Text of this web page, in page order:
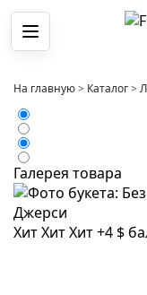
Меню
На главную> Каталог>
Галерея товара
ХитХитХит+4 $